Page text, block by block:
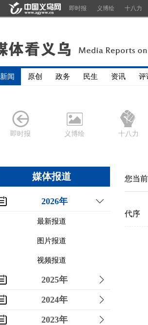
即时报 义博绘 十八力
新闻 原创 政务 民生 资讯 评
即时报 义博绘 十八力
媒体报道
2026年
最新报道
图片报道
视频报道
2025年
2024年
2023年
您当
代序